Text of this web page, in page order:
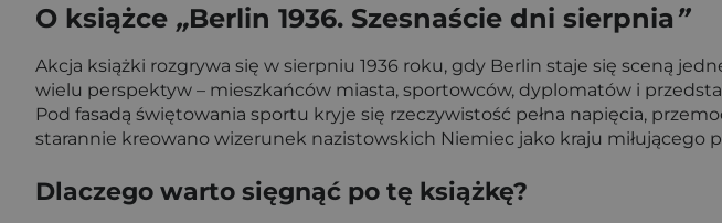
O książce „Berlin 1936. Szesnaście dni sierpnia ”
Akcja książki rozgrywa się w sierpniu 1936 roku, gdy Berlin staje się sceną
wielu perspektyw – mieszkańców miasta, sportowców, dyplomatów i
Pod fasadą świętowania sportu kryje się rzeczywistość pełna napięcia,
starannie kreowano wizerunek nazistowskich Niemiec jako kraju miłującego
Dlaczego warto sięgnąć po tę książkę?